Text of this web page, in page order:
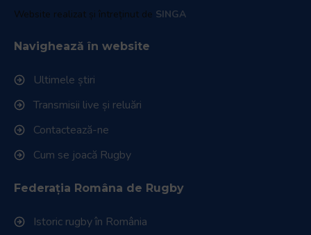
Website realizat și întreținut de SINGA
Navighează în website
Ultimele știri
Transmisii live și reluări
Contactează-ne
Cum se joacă Rugby
Federația Româna de Rugby
Istoric rugby în România